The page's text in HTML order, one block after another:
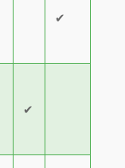
✔
✔